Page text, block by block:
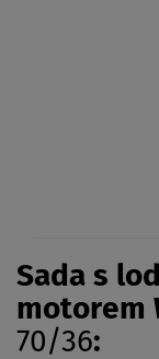
Sada s
motorem
70/36: